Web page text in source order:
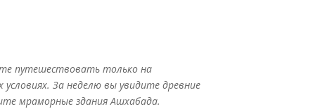
путешествовать только на
За неделю вы увидите древние
мраморные здания Ашхабада.